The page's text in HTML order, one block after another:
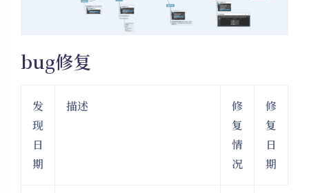
bug修复
发
现
日
期
描述
修
复
情
况
修
复
日
期